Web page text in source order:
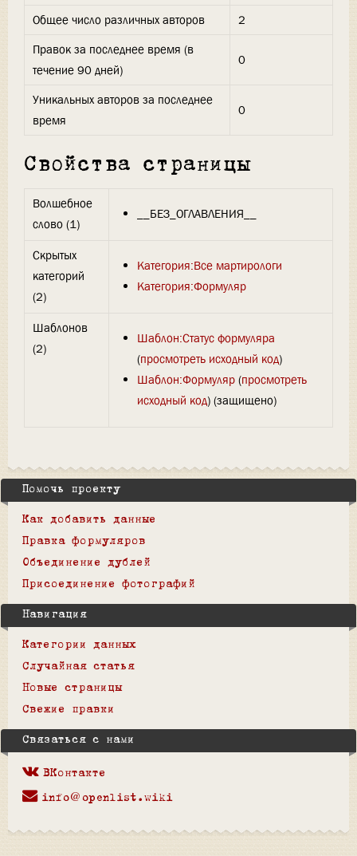
Общее число различных авторов
2
Правок за последнее время (в
течение 90 дней)
0
Уникальных авторов за последнее
время
0
Свойства страницы
Волшебное
слово (1)
__БЕЗ_ОГЛАВЛЕНИЯ__
Скрытых
категорий
(2)
Категория:Все мартирологи
Категория:Формуляр
Шаблонов
(2)
Шаблон:Статус формуляра
(просмотреть исходный код)
Шаблон:Формуляр(просмотреть
исходный код) (защищено)
Помочь проекту
Как добавить данные
Правка формуляров
Объединение дублей
Присоединение фотографий
Навигация
Категории данных
Случайная статья
Новые страницы
Свежие правки
Связаться с нами
ВКонтакте
info@openlist.wiki